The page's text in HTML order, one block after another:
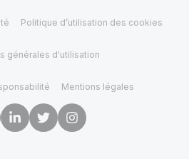
Politique d’utilisation des cookies
générales d'utilisation
Mentions légales